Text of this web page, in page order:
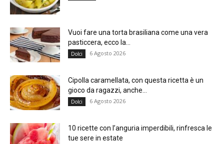
Vuoi fare una torta brasiliana come una vera
pasticcera, ecco la...
Dolci 6 Agosto 2026
Cipolla caramellata, con questa ricetta è un
gioco da ragazzi, anche...
Dolci 6 Agosto 2026
10 ricette con l’anguria imperdibili, rinfresca le
tue sere in estate